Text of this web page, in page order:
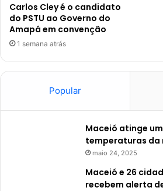
Carlos Cley é o candidato
do PSTU ao Governo do
Amapá em convenção
1 semana atrás
Popular
Maceió atinge
temperaturas da
maio 24, 2025
Maceió e 26
recebem alerta